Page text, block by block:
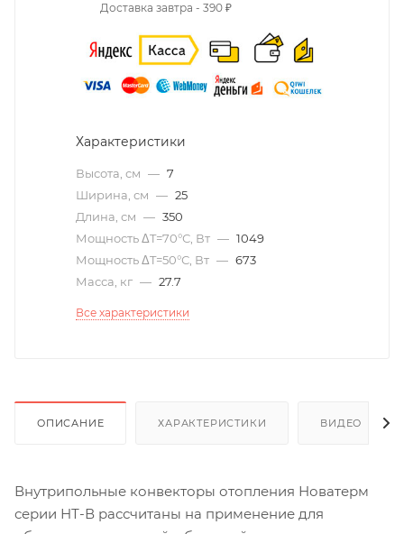
Доставка завтра - 390 ₽
Характеристики
Высота, см — 7
Ширина, см — 25
Длина, см — 350
Мощность ΔT=70°С, Вт — 1049
Мощность ΔT=50°С, Вт — 673
Масса, кг — 27.7
Все характеристики
ОПИСАНИЕ ХАРАКТЕРИСТИКИ ВИДЕО (6)
Внутрипольные конвекторы отопления Новатерм
серии НТ-В рассчитаны на применение для